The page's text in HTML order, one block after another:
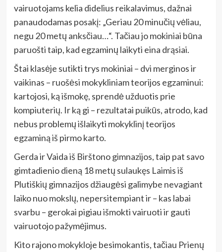
vairuotojams kelia didelius reikalavimus, dažnai
panaudodamas posakį: „Geriau 20 minučių vėliau,
negu 20 metų anksčiau…“. Tačiau jo mokiniai būna
paruošti taip, kad egzaminų laikyti eina drąsiai.
Štai klasėje sutikti trys mokiniai – dvi merginos ir
vaikinas – ruošėsi mokykliniam teorijos egzaminui:
kartojosi, ką išmokę, sprendė užduotis prie
kompiuterių. Ir ką gi – rezultatai puikūs, atrodo, kad
nebus problemų išlaikyti mokyklinį teorijos
egzaminą iš pirmo karto.
Gerda ir Vaida iš Birštono gimnazijos, taip pat savo
gimtadienio dieną 18 metų sulaukęs Laimis iš
Plutiškių gimnazijos džiaugėsi galimybe nevagiant
laiko nuo mokslų, nepersitempiant ir – kas labai
svarbu – gerokai pigiau išmokti vairuoti ir gauti
vairuotojo pažymėjimus.
Kito rajono mokykloje besimokantis, tačiau Prienų